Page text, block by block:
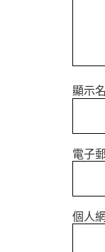
顯示
電子
個人